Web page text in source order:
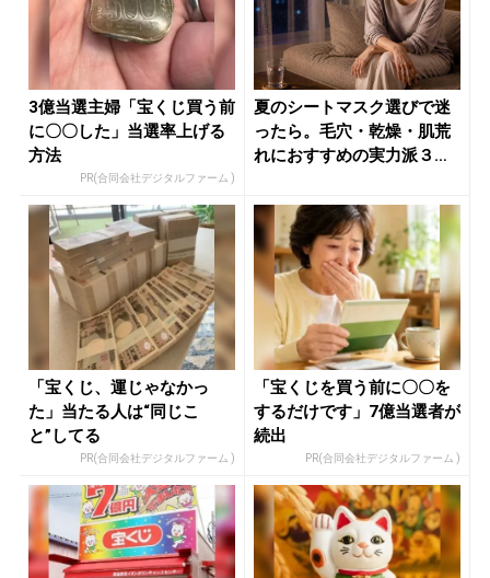
3億当選主婦「宝くじ買う前
に〇〇した」当選率上げる
方法
PR(合同会社デジタルファーム )
夏のシートマスク選びで迷
ったら。毛穴・乾燥・肌荒
れにおすすめの実力派３選
「宝くじ、運じゃなかっ
た」当たる人は“同じこ
と”してる
PR(合同会社デジタルファーム )
「宝くじを買う前に〇〇を
するだけです」7億当選者が
続出
PR(合同会社デジタルファーム )